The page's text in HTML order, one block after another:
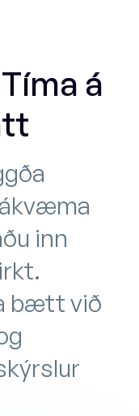
á
inn
bætt við